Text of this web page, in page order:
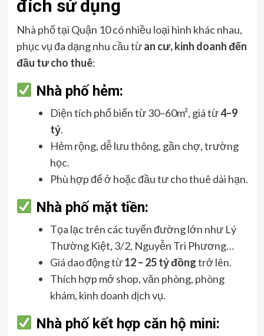
đích sử dụng
Nhà phố tại Quận 10 có nhiều loại hình khác nhau,
phục vụ đa dạng nhu cầu từan cư, kinh doanh đến
đầu tư cho thuê:
Nhà phố hẻm:
Diện tích phổ biến từ 30–60m², giá từ4–9
tỷ.
Hẻm rộng, dễ lưu thông, gần chợ, trường
học.
Phù hợp để ở hoặc đầu tư cho thuê dài hạn.
Nhà phố mặt tiền:
Tọa lạc trên các tuyến đường lớn như Lý
Thường Kiệt, 3/2, Nguyễn Tri Phương…
Giá dao động từ12 – 25 tỷ đồngtrở lên.
Thích hợp mở shop, văn phòng, phòng
khám, kinh doanh dịch vụ.
Nhà phố kết hợp căn hộ mini: